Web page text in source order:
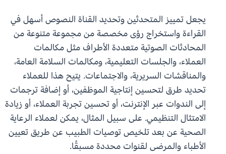
يجعل تمييز المتحدثين وتحديد القناة النصوص أسهل في
القراءة واستخراج رؤى مخصصة من مجموعة متنوعة من
المحادثات الصوتية متعددة الأطراف مثل مكالمات
العملاء، والجلسات التعليمية، ومكالمات السلامة العامة،
والمناقشات السريرية، والاجتماعات. يتيح هذا للعملاء
تحديد طرق لتحسين إنتاجية الموظفين، أو إضافة ترجمات
إلى الندوات عبر الإنترنت، أو تحسين تجربة العملاء، أو زيادة
الامتثال التنظيمي. على سبيل المثال، يمكن لعملاء الرعاية
الصحية عن بعد تلخيص توصيات الطبيب عن طريق تعيين
الأطباء والمرضى لقنوات محددة مسبقًا.